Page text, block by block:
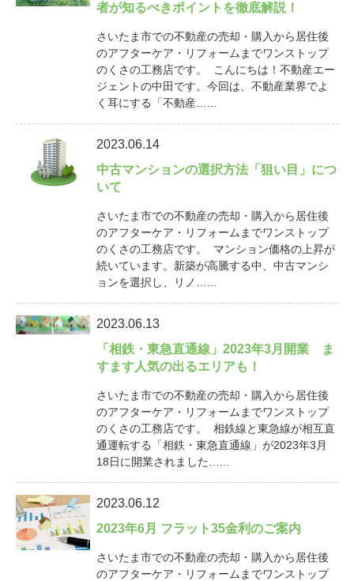
者が知るべきポイントを徹底解説！
さいたま市での不動産の売却・購入から居住後
のアフターケア・リフォームまでワンストップ
のくさの工務店です。 こんにちは！不動産エー
ジェントの中田です。今回は、不動産業界でよ
く耳にする「不動産…...
2023.06.14
中古マンションの選択方法「狙い目」につ
いて
さいたま市での不動産の売却・購入から居住後
のアフターケア・リフォームまでワンストップ
のくさの工務店です。 マンション価格の上昇が
続いています。新築が高騰する中、中古マンシ
ョンを選択し、リノ…...
2023.06.13
「相鉄・東急直通線」2023年3月開業 ま
すます人気の出るエリアも！
さいたま市での不動産の売却・購入から居住後
のアフターケア・リフォームまでワンストップ
のくさの工務店です。 相鉄線と東急線が相互直
通運転する「相鉄・東急直通線」が2023年3月
18日に開業されました…...
2023.06.12
2023年6月 フラット35金利のご案内
さいたま市での不動産の売却・購入から居住後
のアフターケア・リフォームまでワンストップ